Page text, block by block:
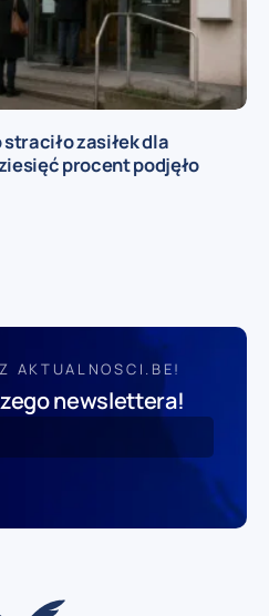
zasiłek dla
procent podjęło
AKTUALNOSCI.BE!
newslettera!